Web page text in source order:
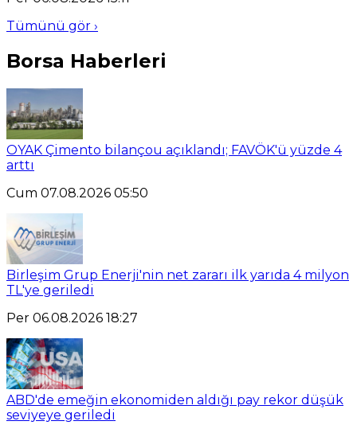
Tümünü gör ›
Borsa Haberleri
OYAK Çimento bilançou açıklandı; FAVÖK'ü yüzde 4
arttı
Cum 07.08.2026 05:50
Birleşim Grup Enerji'nin net zararı ilk yarıda 4 milyon
TL'ye geriledi
Per 06.08.2026 18:27
ABD'de emeğin ekonomiden aldığı pay rekor düşük
seviyeye geriledi